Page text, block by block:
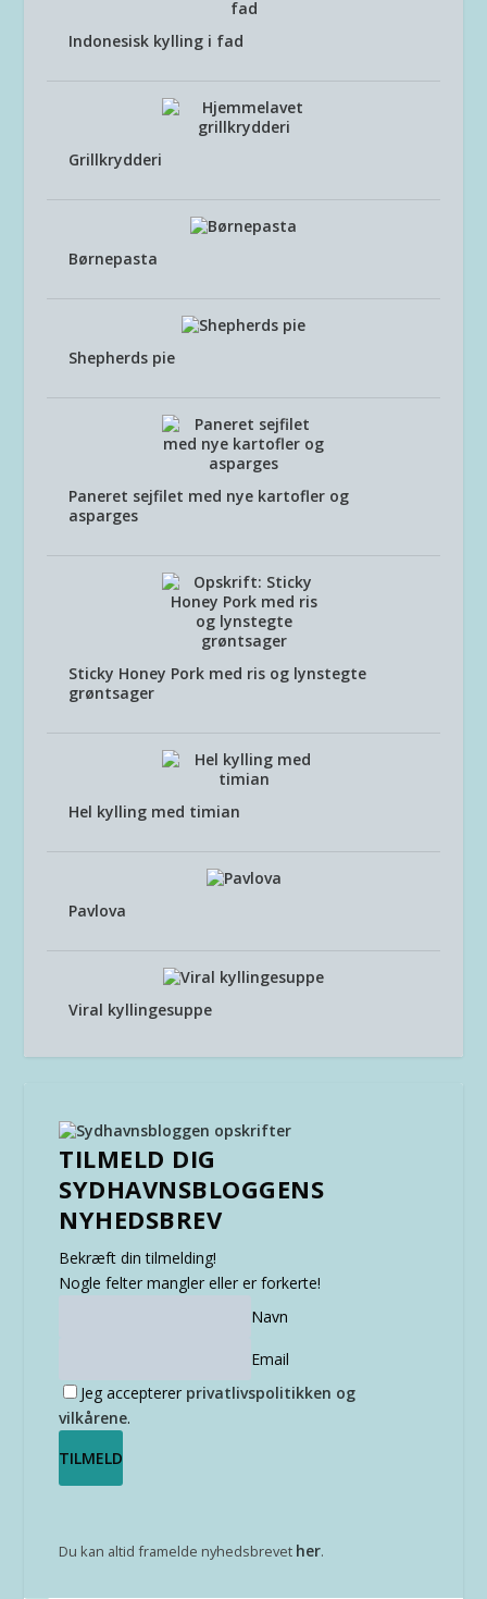
Indonesisk kylling i fad
Grillkrydderi
Børnepasta
Shepherds pie
Paneret sejfilet med nye kartofler og
asparges
Sticky Honey Pork med ris og lynstegte
grøntsager
Hel kylling med timian
Pavlova
Viral kyllingesuppe
TILMELD DIG
SYDHAVNSBLOGGENS
NYHEDSBREV
Bekræft din tilmelding!
Nogle felter mangler eller er forkerte!
Navn
Email
Jeg accepterer privatlivspolitikken og
vilkårene.
Du kan altid framelde nyhedsbrevet her.